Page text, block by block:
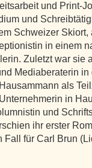
und Print-
und
Schweizer Skiort,
in einem
Zuletzt war sie
Mediaberaterin
als
in
und
ihr erster
Fall für Carl Brun